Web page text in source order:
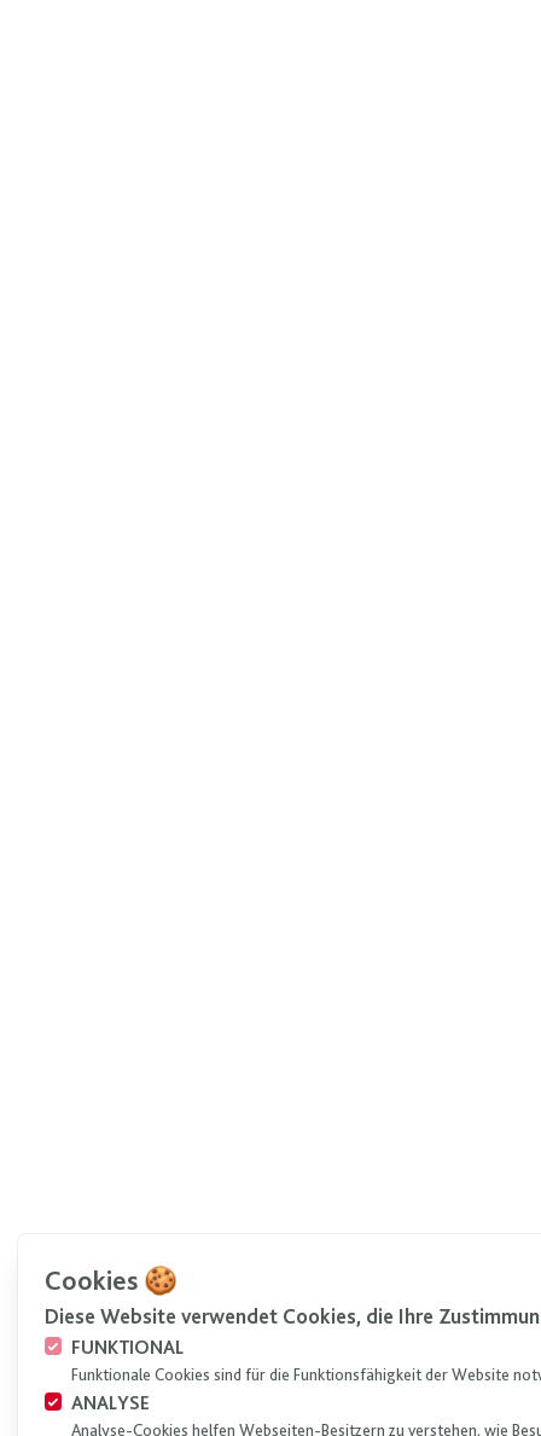
Cookies 🍪
Diese Website verwendet Cookies, die Ihre
FUNKTIONAL
Funktionale Cookies sind für die Funktionsfähigkeit der Website
ANALYSE
Analyse-Cookies helfen Webseiten-Besitzern zu verstehen, wie